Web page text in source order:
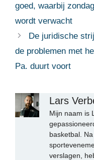
goed, waarbij
wordt verwacht
De juridische
de problemen met
Pa. duurt voort
Lars
Mijn naam is
basketbal.
verslagen,